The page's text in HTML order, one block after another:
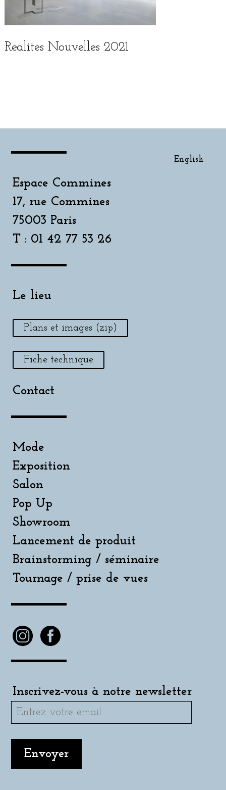
Realites Nouvelles 2021
Espace Commines
17, rue Commines
75003 Paris
T : 01 42 77 53 26
Le lieu
Plans et images (zip)
Fiche technique
Contact
Mode
Exposition
Salon
Pop Up
Showroom
Lancement de produit
Brainstorming / séminaire
Tournage / prise de vues
Inscrivez-vous à notre newsletter
English